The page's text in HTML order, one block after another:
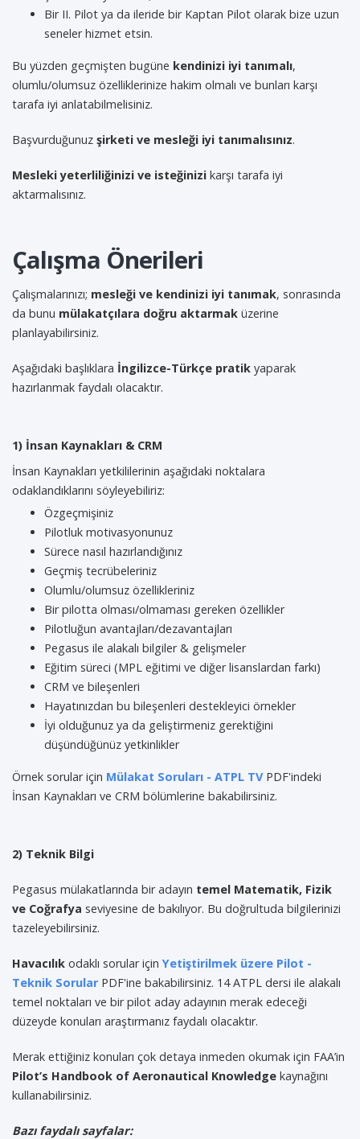
Bir II. Pilot ya da ileride bir Kaptan Pilot olarak bize uzun
seneler hizmet etsin.
Bu yüzden geçmişten bugüne kendinizi iyi tanımalı,
olumlu/olumsuz özelliklerinize hakim olmalı ve bunları karşı
tarafa iyi anlatabilmelisiniz.
Başvurduğunuz şirketi ve mesleği iyi tanımalısınız.
Mesleki yeterliliğinizi ve isteğinizi karşı tarafa iyi
aktarmalısınız.
Çalışma Önerileri
Çalışmalarınızı; mesleği ve kendinizi iyi tanımak, sonrasında
da bunu mülakatçılara doğru aktarmak üzerine
planlayabilirsiniz.
Aşağıdaki başlıklara İngilizce-Türkçe pratik yaparak
hazırlanmak faydalı olacaktır.
1) İnsan Kaynakları & CRM
İnsan Kaynakları yetkililerinin aşağıdaki noktalara
odaklandıklarını söyleyebiliriz:
Özgeçmişiniz
Pilotluk motivasyonunuz
Sürece nasıl hazırlandığınız
Geçmiş tecrübeleriniz
Olumlu/olumsuz özellikleriniz
Bir pilotta olması/olmaması gereken özellikler
Pilotluğun avantajları/dezavantajları
Pegasus ile alakalı bilgiler & gelişmeler
Eğitim süreci (MPL eğitimi ve diğer lisanslardan farkı)
CRM ve bileşenleri
Hayatınızdan bu bileşenleri destekleyici örnekler
İyi olduğunuz ya da geliştirmeniz gerektiğini
düşündüğünüz yetkinlikler
Örnek sorular için Mülakat Soruları - ATPL TVPDF'indeki
İnsan Kaynakları ve CRM bölümlerine bakabilirsiniz.
2) Teknik Bilgi
Pegasus mülakatlarında bir adayın temel Matematik, Fizik
ve Coğrafya seviyesine de bakılıyor. Bu doğrultuda bilgilerinizi
tazeleyebilirsiniz.
Havacılık odaklı sorular içinYetiştirilmek üzere Pilot -
Teknik Sorular PDF'ine bakabilirsiniz. 14 ATPL dersi ile alakalı
temel noktaları ve bir pilot aday adayının merak edeceği
düzeyde konuları araştırmanız faydalı olacaktır.
Merak ettiğiniz konuları çok detaya inmeden okumak için FAA’in
Pilot’s Handbook of Aeronautical Knowledge kaynağını
kullanabilirsiniz.
Bazı faydalı sayfalar: